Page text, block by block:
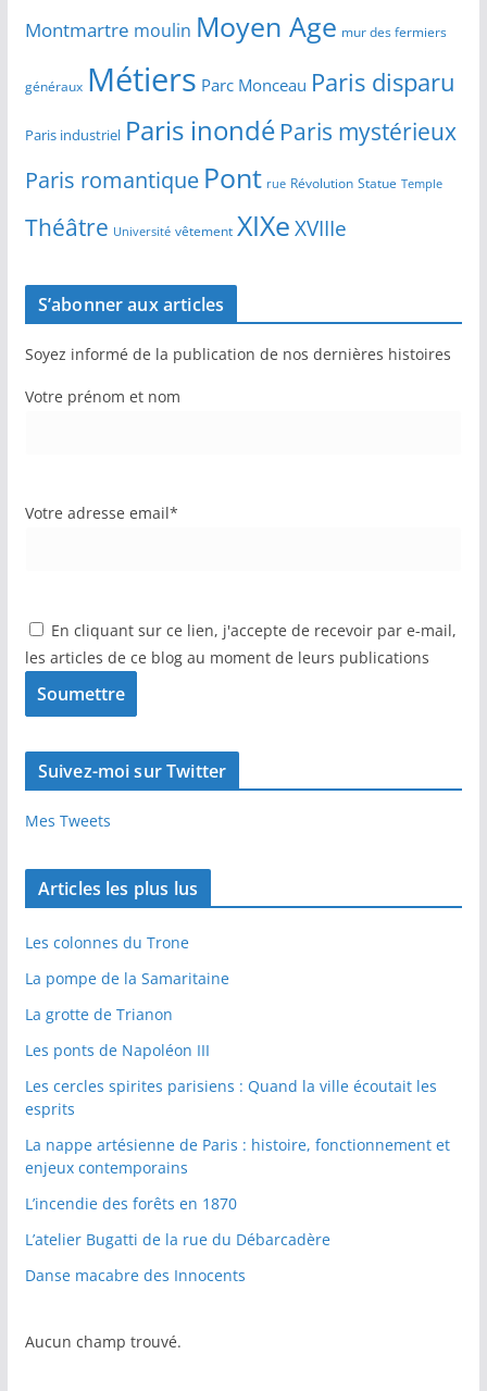
Montmartre moulin Moyen Age mur des fermiers
généraux Métiers Parc Monceau Paris disparu
Paris industriel Paris inondé Paris mystérieux
Paris romantique Pont rue Révolution Statue Temple
Théâtre Université vêtement XIXeXVIIIe
S’abonner aux articles
Soyez informé de la publication de nos dernières histoires
Votre prénom et nom
Votre adresse email*
En cliquant sur ce lien, j'accepte de recevoir par e-mail,
les articles de ce blog au moment de leurs publications
Suivez-moi sur Twitter
Mes Tweets
Articles les plus lus
Les colonnes du Trone
La pompe de la Samaritaine
La grotte de Trianon
Les ponts de Napoléon III
Les cercles spirites parisiens : Quand la ville écoutait les
esprits
La nappe artésienne de Paris : histoire, fonctionnement et
enjeux contemporains
L’incendie des forêts en 1870
L’atelier Bugatti de la rue du Débarcadère
Danse macabre des Innocents
Aucun champ trouvé.